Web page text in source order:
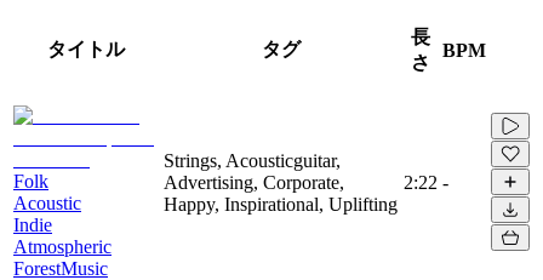
タイトル タグ
長
さ
BPM
Folk
Acoustic
Indie
Atmospheric
ForestMusic
Strings, Acousticguitar,
Advertising, Corporate,
Happy, Inspirational, Uplifting
2:22 -